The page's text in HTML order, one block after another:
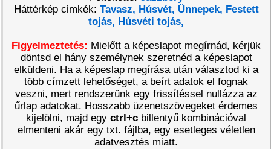
Háttérkép cimkék: Tavasz, Húsvét, Ünnepek, Festett
tojás, Húsvéti tojás,
Figyelmeztetés: Mielőtt a képeslapot megírnád, kérjük
döntsd el hány személynek szeretnéd a képeslapot
elküldeni. Ha a képeslap megírása után választod ki a
több címzett lehetőséget, a beírt adatok el fognak
veszni, mert rendszerünk egy frissítéssel nullázza az
űrlap adatokat. Hosszabb üzenetszövegeket érdemes
kijelölni, majd egyctrl+c billentyű kombinációval
elmenteni akár egy txt. fájlba, egy esetleges véletlen
adatvesztés miatt.